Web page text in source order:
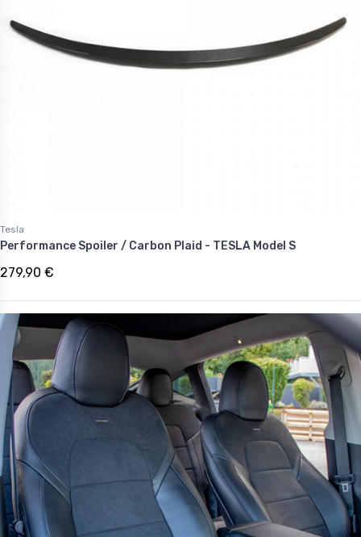
Tesla
Performance Spoiler / Carbon Plaid - TESLA Model S
279,90 €